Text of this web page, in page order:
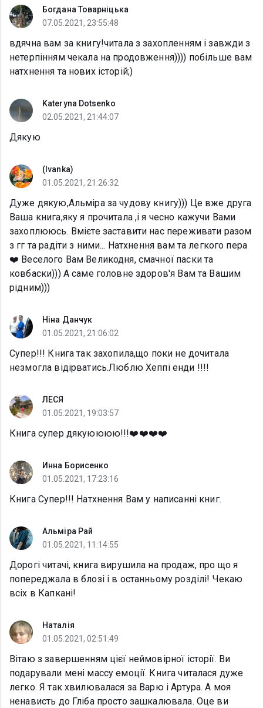
Богдана Товарніцька
07.05.2021, 23:55:48
вдячна вам за книгу!читала з захопленням і завжди з
нетерпінням чекала на продовження)))) побільше вам
натхнення та нових історій;)
Kateryna Dotsenko
02.05.2021, 21:44:07
Дякую
(Ivanka)
01.05.2021, 21:26:32
Дуже дякую,Альміра за чудову книгу))) Це вже друга
Ваша книга,яку я прочитала ,і я чесно кажучи Вами
захоплююсь. Вмієте заставити нас переживати разом
з гг та радіти з ними... Натхнення вам та легкого пера
❤️ Веселого Вам Великодня, смачної паски та
ковбаски))) А саме головне здоров'я Вам та Вашим
рідним)))
Ніна Данчук
01.05.2021, 21:06:02
Супер!!! Книга так захопила,що поки не дочитала
незмогла відірватись.Люблю Хеппі енди !!!!
ЛЕСЯ
01.05.2021, 19:03:57
Книга супер дякуюююю!!!❤️❤️❤️❤️
Инна Борисенко
01.05.2021, 17:23:16
Книга Супер!!! Натхнення Вам у написанні книг.
Альміра Рай
01.05.2021, 11:14:55
Дорогі читачі, книга вирушила на продаж, про що я
попереджала в блозі і в останньому розділі! Чекаю
всіх в Капкані!
Наталія
01.05.2021, 02:51:49
Вітаю з завершенням цієї неймовірної історії. Ви
подарували мені массу емоції. Книга читалася дуже
легко. Я так хвилювалася за Варю і Артура. А моя
ненависть до Гліба просто зашкалювала. Оце ви